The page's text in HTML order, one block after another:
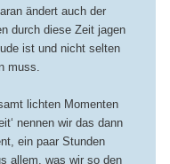
ändert auch der
durch diese Zeit jagen
ist und nicht selten
muss.
lichten Momenten
nennen wir das dann
ein paar Stunden
allem, was wir so den